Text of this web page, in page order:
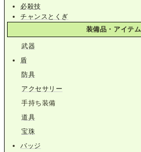
必殺技
チャンスとくぎ
装備品・アイテム
武器
盾
防具
アクセサリー
手持ち装備
道具
宝珠
バッジ